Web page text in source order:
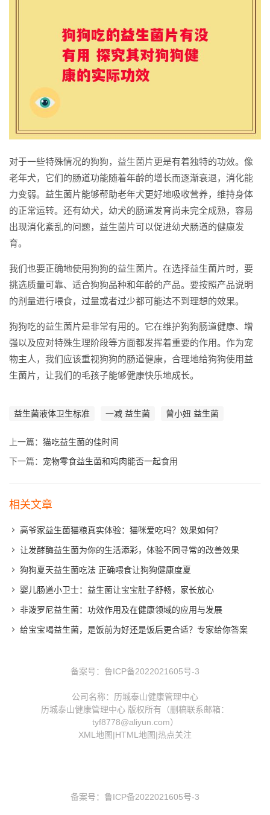
对于一些特殊情况的狗狗，益生菌片更是有着独特的功效。像
老年犬，它们的肠道功能随着年龄的增长而逐渐衰退，消化能
力变弱。益生菌片能够帮助老年犬更好地吸收营养，维持身体
的正常运转。还有幼犬，幼犬的肠道发育尚未完全成熟，容易
出现消化紊乱的问题，益生菌片可以促进幼犬肠道的健康发
育。
我们也要正确地使用狗狗的益生菌片。在选择益生菌片时，要
挑选质量可靠、适合狗狗品种和年龄的产品。要按照产品说明
的剂量进行喂食，过量或者过少都可能达不到理想的效果。
狗狗吃的益生菌片是非常有用的。它在维护狗狗肠道健康、增
强以及应对特殊生理阶段等方面都发挥着重要的作用。作为宠
物主人，我们应该重视狗狗的肠道健康，合理地给狗狗使用益
生菌片，让我们的毛孩子能够健康快乐地成长。
益生菌液体卫生标准 一减 益生菌 曾小妞 益生菌
上一篇： 猫吃益生菌的佳时间
下一篇： 宠物零食益生菌和鸡肉能否一起食用
相关文章
高爷家益生菌猫粮真实体验：猫咪爱吃吗？效果如何？
让发酵酶益生菌为你的生活添彩，体验不同寻常的改善效果
狗狗夏天益生菌吃法 正确喂食让狗狗健康度夏
婴儿肠道小卫士：益生菌让宝宝肚子舒畅，家长放心
非泼罗尼益生菌：功效作用及在健康领域的应用与发展
给宝宝喝益生菌，是饭前为好还是饭后更合适？专家给你答案
备案号： 鲁ICP备2022021605号-3
公司名称：历城泰山健康管理中心
历城泰山健康管理中心 版权所有（删稿联系邮箱：
tyf8778@aliyun.com）
XML地图|HTML地图|热点关注
备案号： 鲁ICP备2022021605号-3